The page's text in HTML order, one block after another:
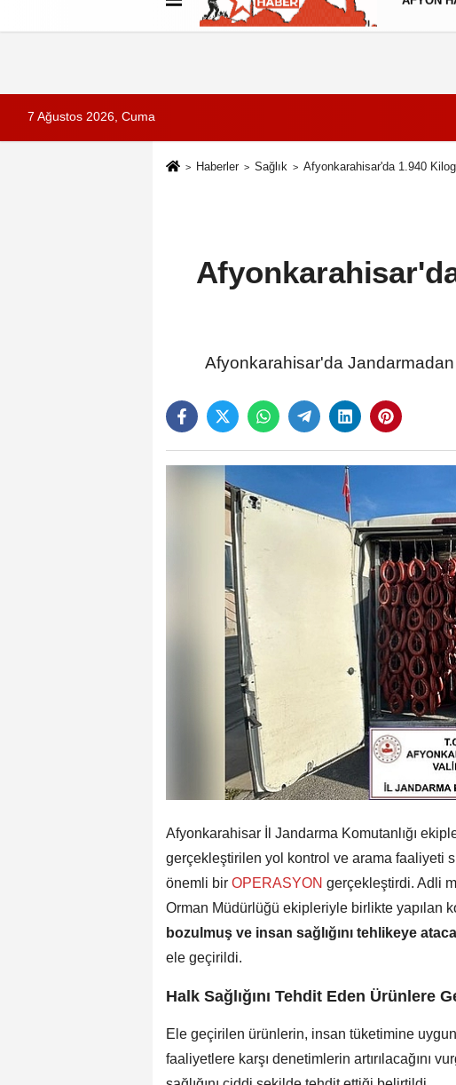
Künye İletişim Çerez Politikası
7 Ağustos 2026, Cuma
Haberler Sağlık Afyonkarahisar'da 1.940
Afyonkarahisar'da
Afyonkarahisar İl Jandarma Komutanlığı
gerçekleştirilen yol kontrol ve arama faaliyeti
önemli bir OPERASYON gerçekleştirdi. Adli
Orman Müdürlüğü ekipleriyle birlikte yapılan
bozulmuş ve insan sağlığını tehlikeye
ele geçirildi.
Halk Sağlığını Tehdit Eden Ürünlere
Ele geçirilen ürünlerin, insan tüketimine
faaliyetlere karşı denetimlerin artırılacağını